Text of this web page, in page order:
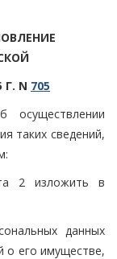
N 705
таких сведений,
2 изложить в
данных
о его имуществе,